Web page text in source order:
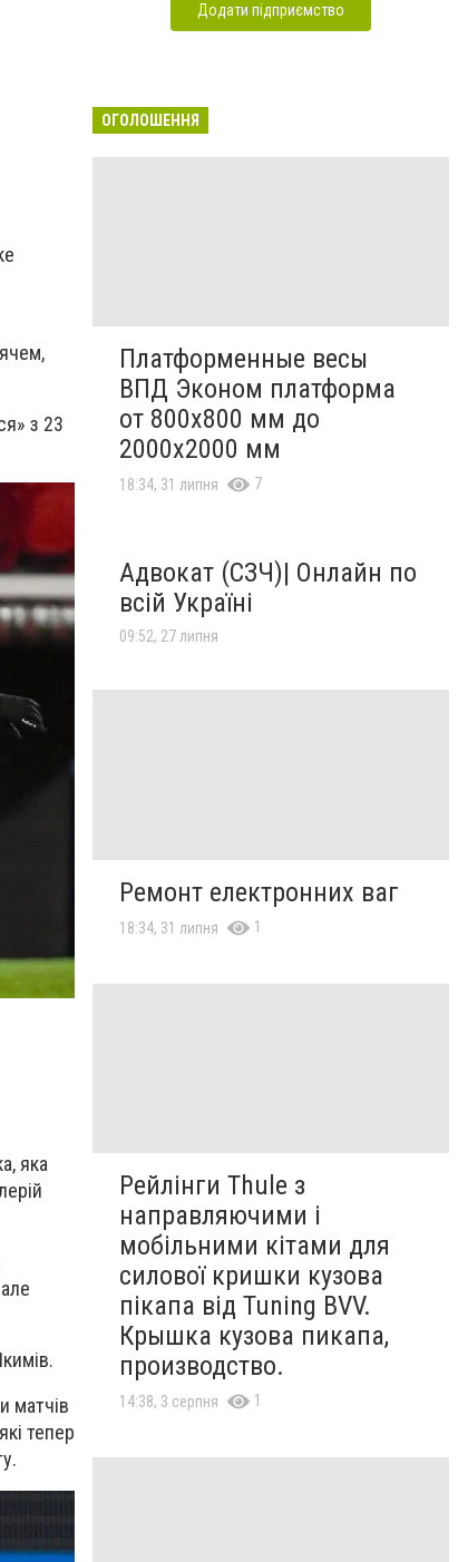
з 23
яка
матчів
тепер
Додати підприємство
ОГОЛОШЕННЯ
Платформенные весы
ВПД Эконом платформа
от 800х800 мм до
2000х2000 мм
18:34, 31 липня 7
Адвокат (СЗЧ)| Онлайн по
всій Україні
09:52, 27 липня
Ремонт електронних ваг
18:34, 31 липня 1
Рейлінги Thule з
направляючими і
мобільними кітами для
силової кришки кузова
пікапа від Tuning BVV.
Крышка кузова пикапа,
производство.
14:38, 3 серпня 1